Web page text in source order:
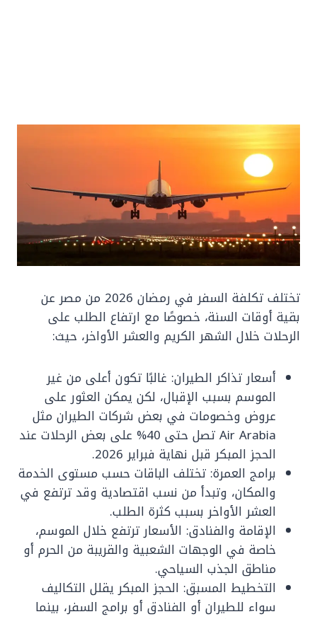
تختلف تكلفة السفر في رمضان 2026 من مصر عن
بقية أوقات السنة، خصوصًا مع ارتفاع الطلب على
الرحلات خلال الشهر الكريم والعشر الأواخر، حيث:
أسعار تذاكر الطيران: غالبًا تكون أعلى من غير
الموسم بسبب الإقبال، لكن يمكن العثور على
عروض وخصومات في بعض شركات الطيران مثل
Air Arabia تصل حتى 40% على بعض الرحلات عند
الحجز المبكر قبل نهاية فبراير 2026.
برامج العمرة: تختلف الباقات حسب مستوى الخدمة
والمكان، وتبدأ من نسب اقتصادية وقد ترتفع في
العشر الأواخر بسبب كثرة الطلب.
الإقامة والفنادق: الأسعار ترتفع خلال الموسم،
خاصة في الوجهات الشعبية والقريبة من الحرم أو
مناطق الجذب السياحي.
التخطيط المسبق: الحجز المبكر يقلل التكاليف
سواء للطيران أو الفنادق أو برامج السفر، بينما